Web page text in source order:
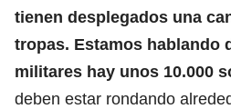
tienen desplegados una
tropas. Estamos hablando
militares hay unos 10.000
deben estar rondando